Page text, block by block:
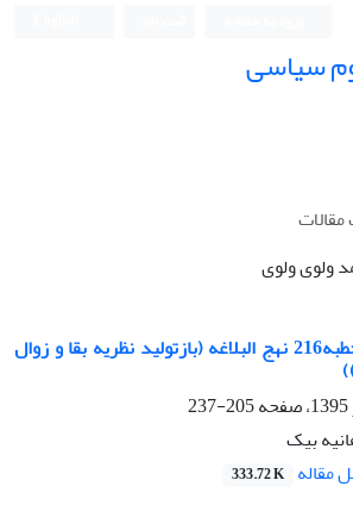
سیاسی
ولوی ولوی
صورت بندی گفتمانی خطبه216 نهج البلاغه (بازتولید نظریه بقا و زوال
205-237
بیک
مقاله 333.72 K